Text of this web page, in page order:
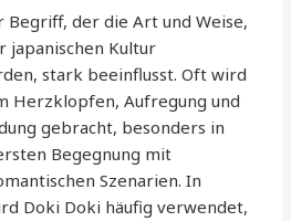
der die Art und Weise,
japanischen Kultur
stark beeinflusst. Oft wird
Herzklopfen, Aufregung und
gebracht, besonders in
Begegnung mit
Szenarien. In
Doki Doki häufig verwendet,